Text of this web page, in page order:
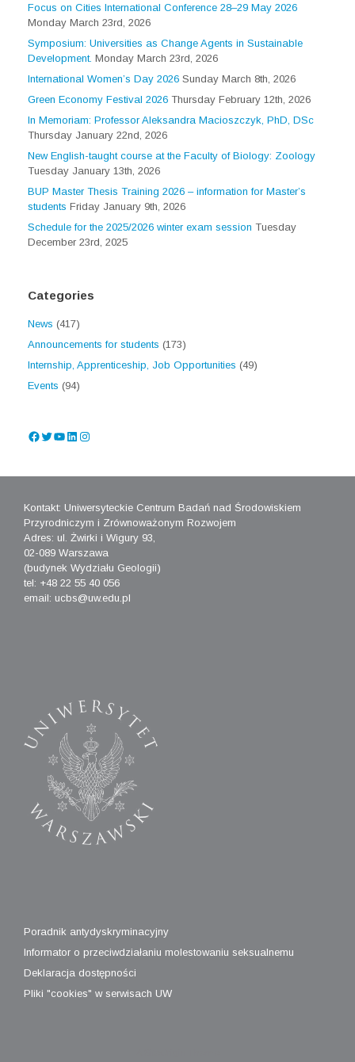
Focus on Cities International Conference 28–29 May 2026
Monday March 23rd, 2026
Symposium: Universities as Change Agents in Sustainable
Development. Monday March 23rd, 2026
International Women’s Day 2026 Sunday March 8th, 2026
Green Economy Festival 2026 Thursday February 12th, 2026
In Memoriam: Professor Aleksandra Macioszczyk, PhD, DSc
Thursday January 22nd, 2026
New English-taught course at the Faculty of Biology: Zoology
Tuesday January 13th, 2026
BUP Master Thesis Training 2026 – information for Master’s
students Friday January 9th, 2026
Schedule for the 2025/2026 winter exam session Tuesday
December 23rd, 2025
Categories
News (417)
Announcements for students (173)
Internship, Apprenticeship, Job Opportunities (49)
Events (94)
Facebook
Twitter
YouTube
LinkedIn
Instagram
Kontakt: Uniwersyteckie Centrum Badań nad Środowiskiem
Przyrodniczym i Zrównoważonym Rozwojem
Adres: ul. Żwirki i Wigury 93,
02-089 Warszawa
(budynek Wydziału Geologii)
tel: +48 22 55 40 056
email: ucbs@uw.edu.pl
Poradnik antydyskryminacyjny
Informator o przeciwdziałaniu molestowaniu seksualnemu
Deklaracja dostępności
Pliki "cookies" w serwisach UW